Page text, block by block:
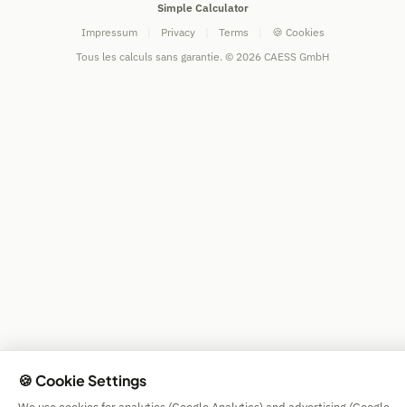
Simple Calculator
Impressum
Privacy Terms
🍪 Cookies
Tous les calculs sans garantie. © 2026 CAESS GmbH
🍪 Cookie Settings